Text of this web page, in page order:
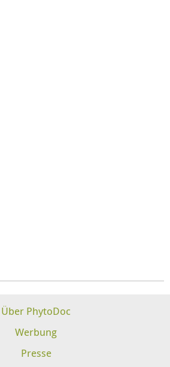
Über PhytoDoc
Werbung
Presse